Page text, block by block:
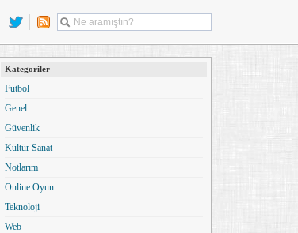
Kategoriler
Futbol
Genel
Güvenlik
Kültür Sanat
Notlarım
Online Oyun
Teknoloji
Web